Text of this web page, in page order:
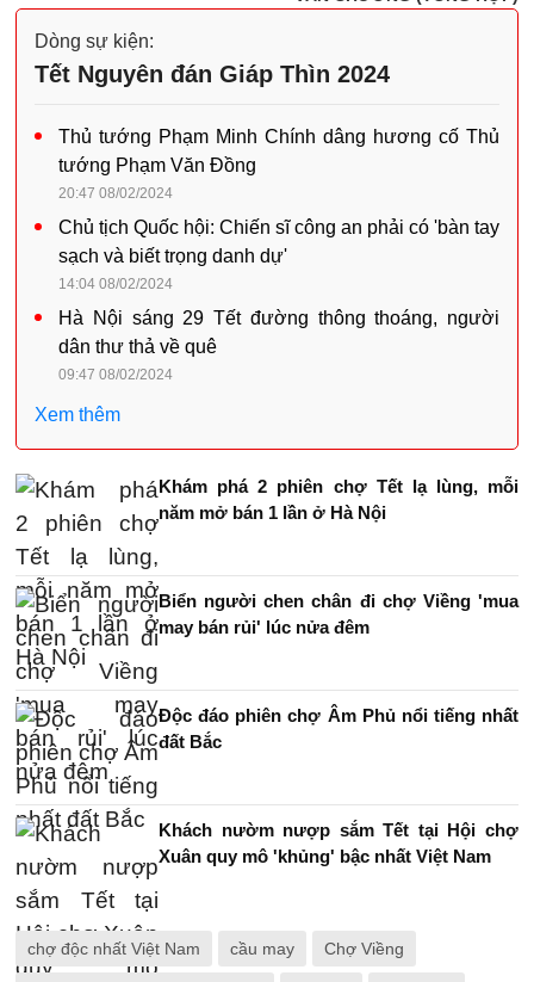
Dòng sự kiện:
Tết Nguyên đán Giáp Thìn 2024
Thủ tướng Phạm Minh Chính dâng hương cố Thủ
tướng Phạm Văn Đồng
20:47 08/02/2024
Chủ tịch Quốc hội: Chiến sĩ công an phải có 'bàn tay
sạch và biết trọng danh dự'
14:04 08/02/2024
Hà Nội sáng 29 Tết đường thông thoáng, người
dân thư thả về quê
09:47 08/02/2024
Xem thêm
Khám phá 2 phiên chợ Tết lạ lùng, mỗi
năm mở bán 1 lần ở Hà Nội
Biển người chen chân đi chợ Viềng 'mua
may bán rủi' lúc nửa đêm
Độc đáo phiên chợ Âm Phủ nổi tiếng nhất
đất Bắc
Khách nườm nượp sắm Tết tại Hội chợ
Xuân quy mô 'khủng' bậc nhất Việt Nam
chợ độc nhất Việt Nam cầu may Chợ Viềng